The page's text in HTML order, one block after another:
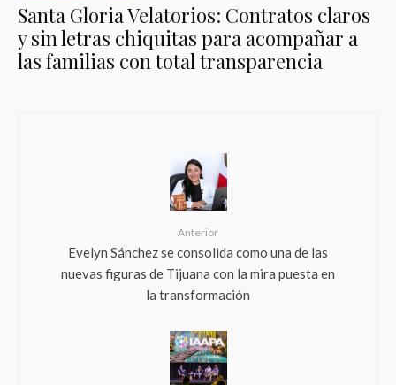
Santa Gloria Velatorios: Contratos claros
y sin letras chiquitas para acompañar a
las familias con total transparencia
Anterior
Evelyn Sánchez se consolida como una de las
nuevas figuras de Tijuana con la mira puesta en
la transformación